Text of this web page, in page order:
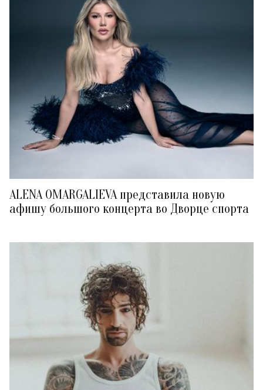
ALENA OMARGALIEVA представила новую
афишу большого концерта во Дворце спорта